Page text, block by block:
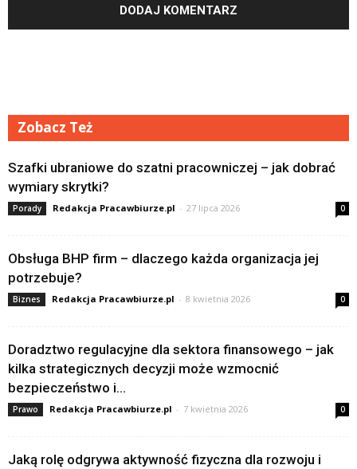
Zobacz Też
Szafki ubraniowe do szatni pracowniczej – jak dobrać
wymiary skrytki?
Porady Redakcja Pracawbiurze.pl - 27 lipca 2026 0
Obsługa BHP firm – dlaczego każda organizacja jej
potrzebuje?
Biznes Redakcja Pracawbiurze.pl - 8 kwietnia 2026 0
Doradztwo regulacyjne dla sektora finansowego – jak
kilka strategicznych decyzji może wzmocnić
bezpieczeństwo i...
Prawo Redakcja Pracawbiurze.pl - 7 kwietnia 2026 0
Jaką rolę odgrywa aktywność fizyczna dla rozwoju i